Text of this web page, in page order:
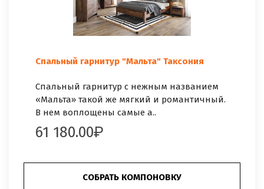
Спальный гарнитур "Мальта" Таксония
Спальный гарнитур с нежным названием
«Мальта» такой же мягкий и романтичный.
В нем воплощены самые а..
61 180.00
СОБРАТЬ КОМПОНОВКУ